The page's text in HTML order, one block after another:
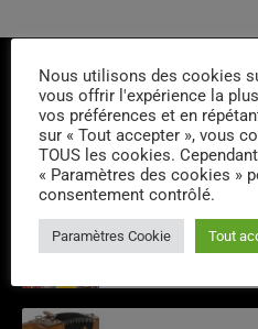
DERNIERS
Laroq’En
Nous utilisons des cookies
vous offrir l'expérience la
vos préférences et en
sur « Tout accepter », vous
TOUS les cookies.
« Paramètres des cookies »
consentement contrôlé.
Paramètres Cookie Tout